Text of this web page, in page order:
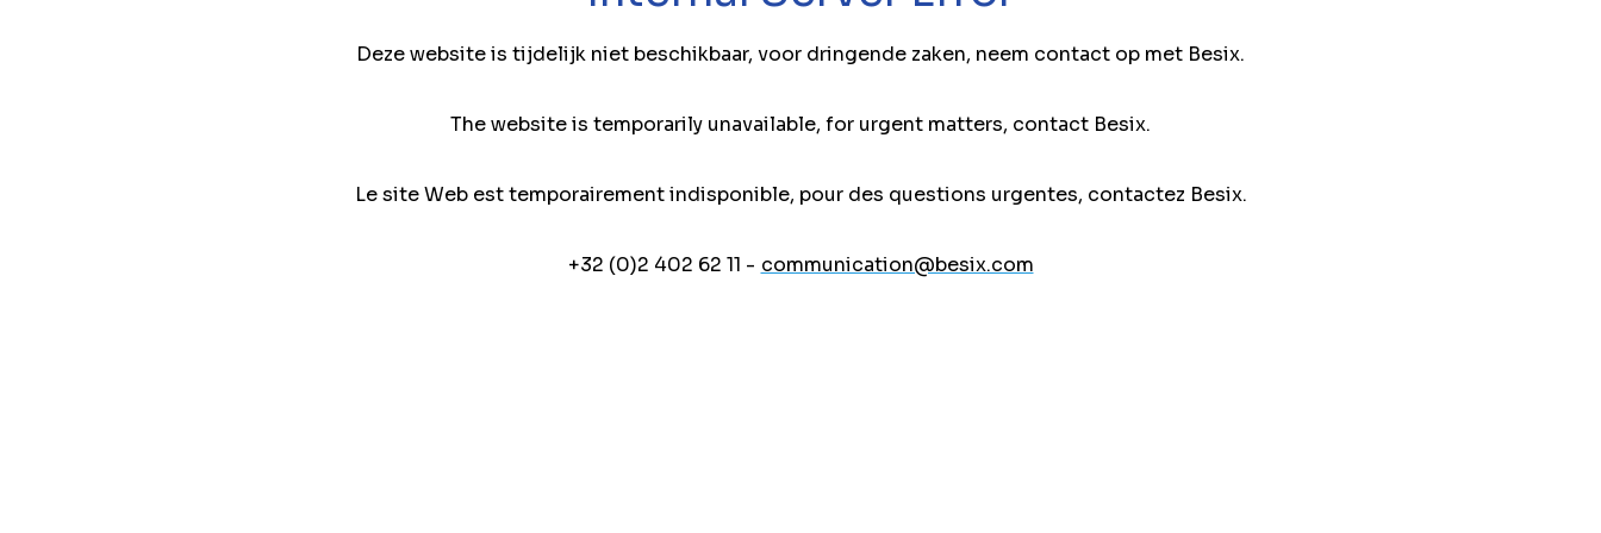
Deze website is tijdelijk niet beschikbaar, voor dringende zaken, neem contact op met Besix.
The website is temporarily unavailable, for urgent matters, contact Besix.
Le site Web est temporairement indisponible, pour des questions urgentes, contactez Besix.
+32 (0)2 402 62 11 - communication@besix.com